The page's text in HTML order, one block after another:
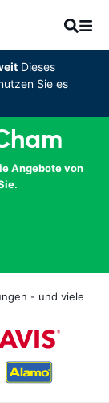
Dieses
Sie es
Angebote von
- und viele